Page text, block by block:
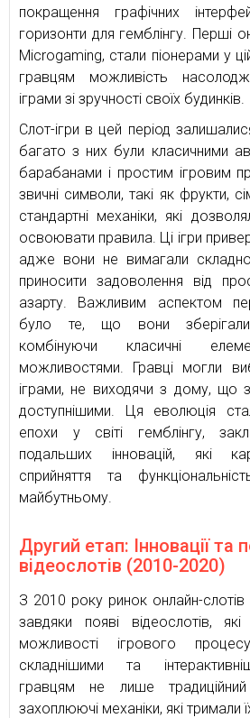
покращення графічних
горизонти для гемблінгу. Перші
Microgaming, стали піонерами у
гравцям можливість
іграми зі зручності своїх будинків.
Слот-ігри в цей період
багато з них були класичними
барабанами і простим ігровим
звичні символи, такі як фрукти,
стандартні механіки, які
освоювати правила. Ці ігри
адже вони не вимагали
приносити задоволення від
азарту. Важливим аспектом
було те, що вони зберігали
комбінуючи класичні
можливостями. Гравці могли
іграми, не виходячи з дому, що
доступнішими. Ця еволюція
епохи у світі гемблінгу,
подальших інновацій, які
сприйняття та
майбутньому.
Другий етап: Інновації та
відеослотів (2010-2020)
З 2010 року ринок онлайн-слотів
завдяки появі відеослотів,
можливості ігрового
складнішими та
гравцям не лише
захоплюючі механіки, які тримали